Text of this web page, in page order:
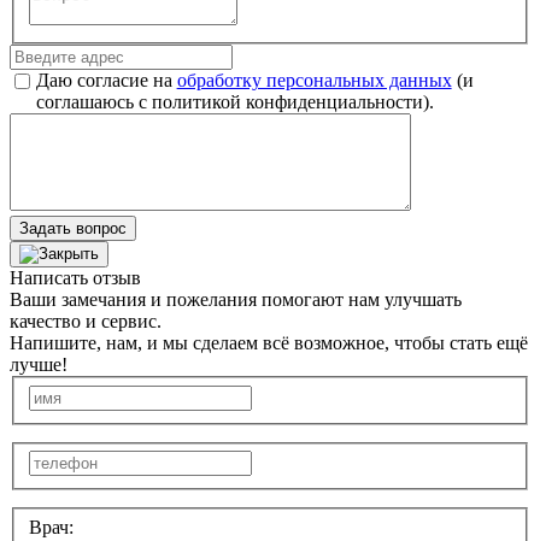
Даю согласие на обработку персональных данных(и
соглашаюсь с политикой конфиденциальности).
Задать вопрос
Написать отзыв
Ваши замечания и пожелания помогают нам улучшать
качество и сервис.
Напишите, нам, и мы сделаем всё возможное, чтобы стать ещё
лучше!
Врач: